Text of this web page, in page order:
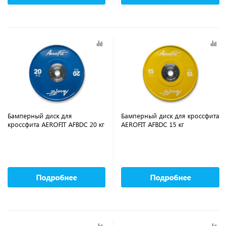
Бамперный диск для
кроссфита AEROFIT AFBDC 20 кг
Подробнее
Бамперный диск для кроссфита
AEROFIT AFBDC 15 кг
Подробнее